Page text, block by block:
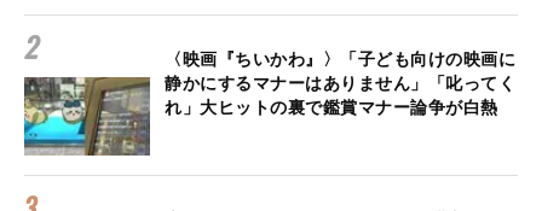
〈映画『ちいかわ』〉「子ども向けの映画に
静かにするマナーはありません」「叱ってく
れ」大ヒットの裏で鑑賞マナー論争が白熱